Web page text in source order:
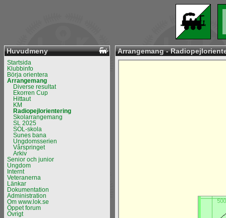
Huvudmeny
Startsida
Klubbinfo
Börja orientera
Arrangemang
Diverse resultat
Ekorren Cup
Hittaut
KM
Radiopejlorientering
Skolarrangemang
SL 2025
SOL-skola
Sunes bana
Ungdomsserien
Vårspringet
Arkiv
Senior och junior
Ungdom
Internt
Veteranerna
Länkar
Dokumentation
Administration
Om www.lok.se
Öppet forum
Övrigt
Arrangemang -